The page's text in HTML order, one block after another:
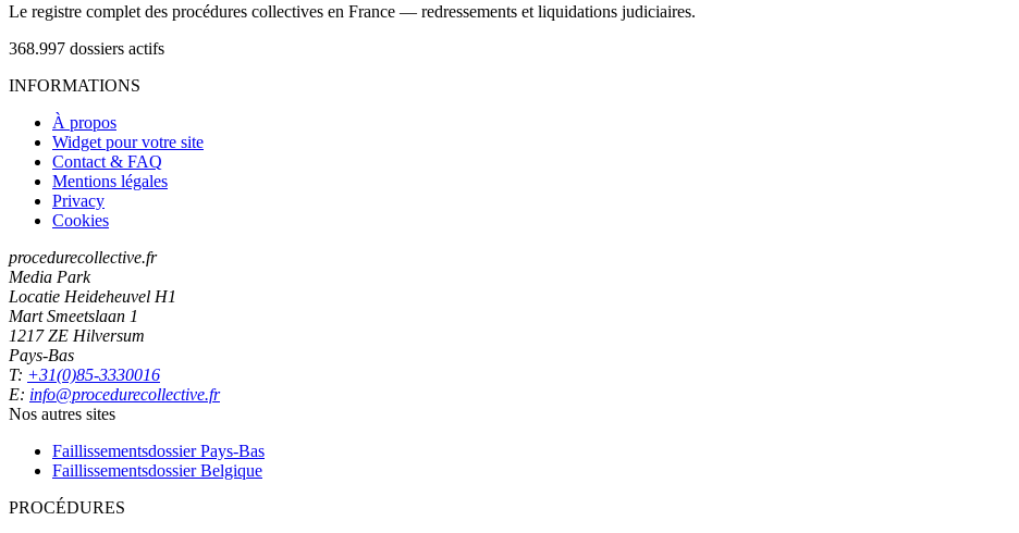
Le registre complet des procédures collectives en France — redressements et liquidations judiciaires.
368.997 dossiers actifs
INFORMATIONS
À propos
Widget pour votre site
Contact & FAQ
Mentions légales
Privacy
Cookies
procedurecollective.fr
Media Park
Locatie Heideheuvel H1
Mart Smeetslaan 1
1217 ZE Hilversum
Pays-Bas
T: +31(0)85-3330016
E: info@procedurecollective.fr
Nos autres sites
Faillissementsdossier Pays-Bas
Faillissementsdossier Belgique
PROCÉDURES